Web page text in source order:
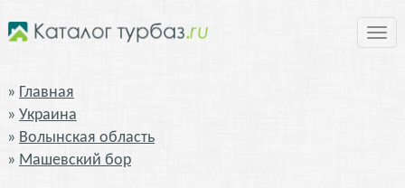
Главная
Украина
Волынская область
Машевский бор